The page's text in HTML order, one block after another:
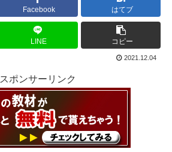
Facebook はてブ
LINE コピー
2021.12.04
スポンサーリンク